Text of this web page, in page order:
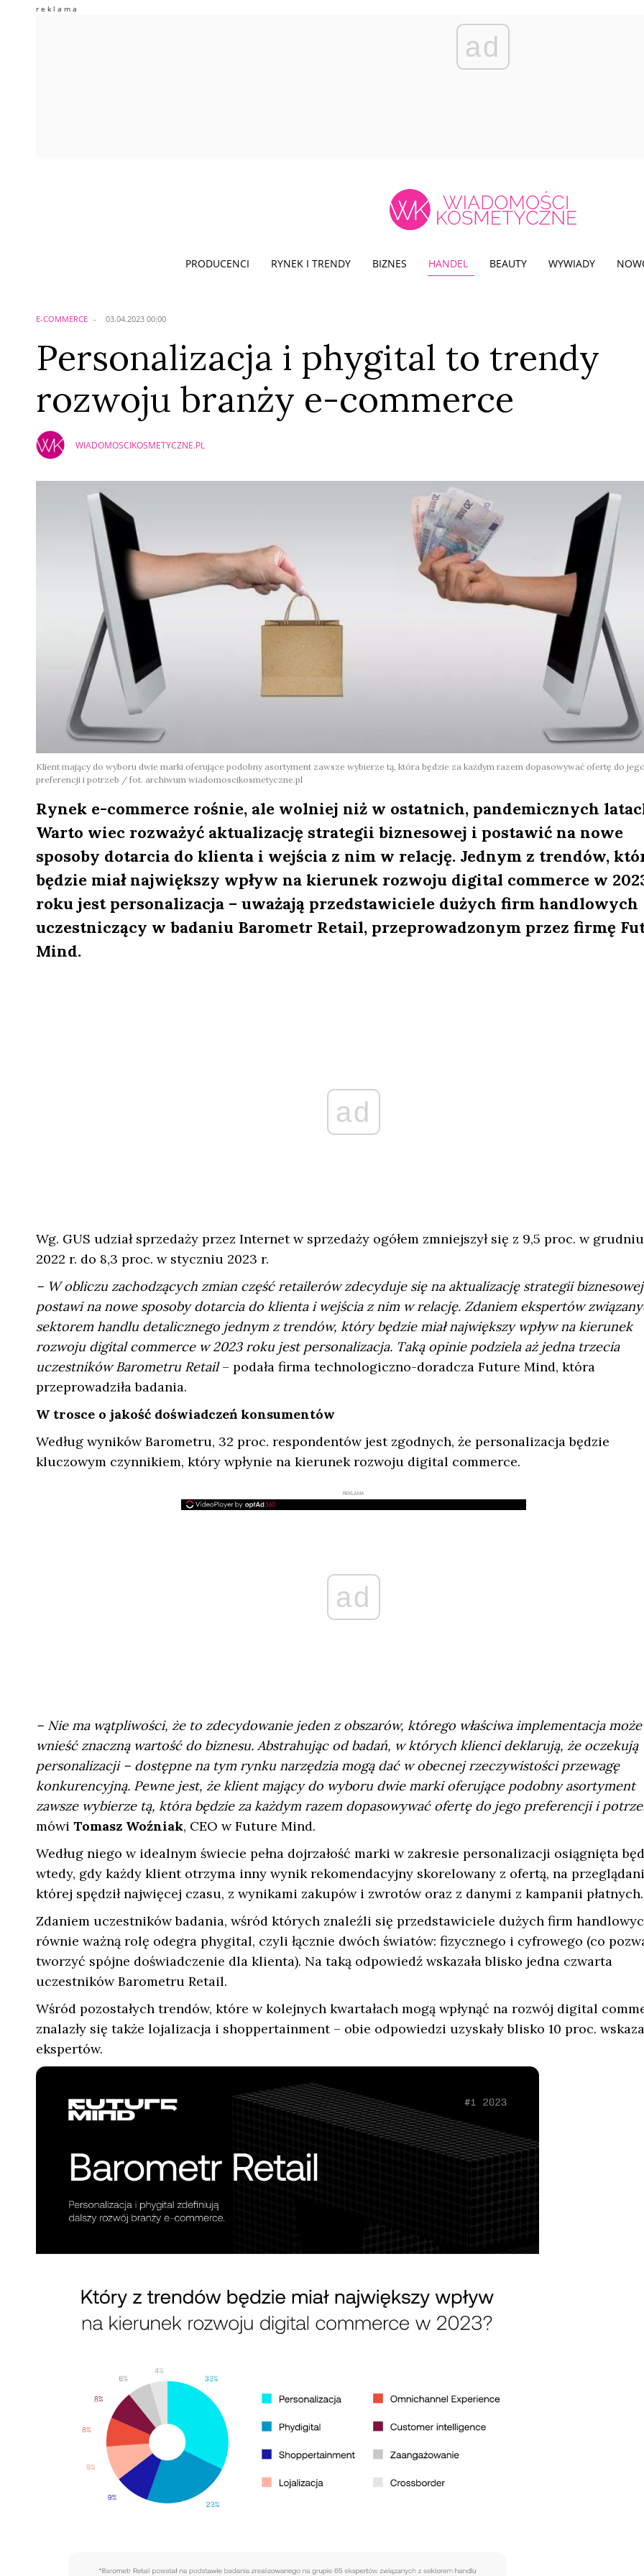
ad
PRODUCENCI RYNEK I TRENDY BIZNES HANDEL BEAUTY WYWIADY
E-COMMERCE 03.04.2023 00:00
Personalizacja i phygital to trendy
rozwoju branży e-commerce
WIADOMOSCIKOSMETYCZNE.PL
Klient mający do wyboru dwie marki oferujące podobny asortyment zawsze wybierze tą, która będzie za każdym razem dopasowywać ofertę do
preferencji i potrzeb / fot. archiwum wiadomoscikosmetyczne.pl
Rynek e-commerce rośnie, ale wolniej niż w ostatnich, pandemicznych
Warto wiec rozważyć aktualizację strategii biznesowej i postawić na nowe
sposoby dotarcia do klienta i wejścia z nim w relację. Jednym z trendów,
będzie miał największy wpływ na kierunek rozwoju digital commerce w
roku jest personalizacja – uważają przedstawiciele dużych firm handlowych
uczestniczący w badaniu Barometr Retail, przeprowadzonym przez firmę
Mind.
ad
Wg. GUS udział sprzedaży przez Internet w sprzedaży ogółem zmniejszył się z 9,5 proc. w grudniu
2022 r. do 8,3 proc. w styczniu 2023 r.
– W obliczu zachodzących zmian część retailerów zdecyduje się na aktualizację strategii
postawi na nowe sposoby dotarcia do klienta i wejścia z nim w relację. Zdaniem ekspertów
sektorem handlu detalicznego jednym z trendów, który będzie miał największy wpływ na kierunek
rozwoju digital commerce w 2023 roku jest personalizacja. Taką opinie podziela aż jedna trzecia
uczestników Barometru Retail– podała firma technologiczno-doradcza Future Mind, która
przeprowadziła badania.
W trosce o jakość doświadczeń konsumentów
Według wyników Barometru, 32 proc. respondentów jest zgodnych, że personalizacja będzie
kluczowym czynnikiem, który wpłynie na kierunek rozwoju digital commerce.
REKLAMA
ad
– Nie ma wątpliwości, że to zdecydowanie jeden z obszarów, którego właściwa implementacja może
wnieść znaczną wartość do biznesu. Abstrahując od badań, w których klienci deklarują, że oczekują
personalizacji – dostępne na tym rynku narzędzia mogą dać w obecnej rzeczywistości przewagę
konkurencyjną. Pewne jest, że klient mający do wyboru dwie marki oferujące podobny asortyment
zawsze wybierze tą, która będzie za każdym razem dopasowywać ofertę do jego preferencji i
mówi Tomasz Woźniak, CEO w Future Mind.
Według niego w idealnym świecie pełna dojrzałość marki w zakresie personalizacji osiągnięta
wtedy, gdy każdy klient otrzyma inny wynik rekomendacyjny skorelowany z ofertą, na
której spędził najwięcej czasu, z wynikami zakupów i zwrotów oraz z danymi z kampanii płatnych.
Zdaniem uczestników badania, wśród których znaleźli się przedstawiciele dużych firm
równie ważną rolę odegra phygital, czyli łącznie dwóch światów: fizycznego i cyfrowego (co
tworzyć spójne doświadczenie dla klienta). Na taką odpowiedź wskazała blisko jedna czwarta
uczestników Barometru Retail.
Wśród pozostałych trendów, które w kolejnych kwartałach mogą wpłynąć na rozwój digital
znalazły się także lojalizacja i shoppertainment – obie odpowiedzi uzyskały blisko 10 proc.
ekspertów.